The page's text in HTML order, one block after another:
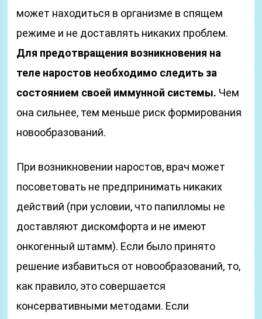
может находиться в организме в спящем
режиме и не доставлять никаких проблем.
Для предотвращения возникновения на
теле наростов необходимо следить за
состоянием своей иммунной системы. Чем
она сильнее, тем меньше риск формирования
новообразований.
При возникновении наростов, врач может
посоветовать не предпринимать никаких
действий (при условии, что папилломы не
доставляют дискомфорта и не имеют
онкогенный штамм). Если было принято
решение избавиться от новообразований, то,
как правило, это совершается
консервативными методами. Если